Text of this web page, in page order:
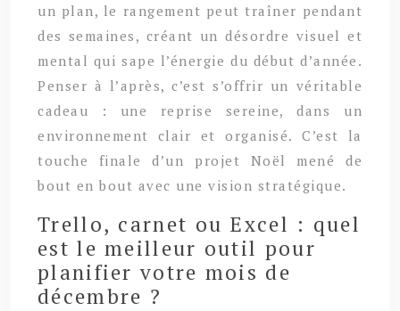
un plan, le rangement peut traîner pendant
des semaines, créant un désordre visuel et
mental qui sape l’énergie du début d’année.
Penser à l’après, c’est s’offrir un véritable
cadeau : une reprise sereine, dans un
environnement clair et organisé. C’est la
touche finale d’un projet Noël mené de
bout en bout avec une vision stratégique.
Trello, carnet ou Excel : quel
est le meilleur outil pour
planifier votre mois de
décembre ?